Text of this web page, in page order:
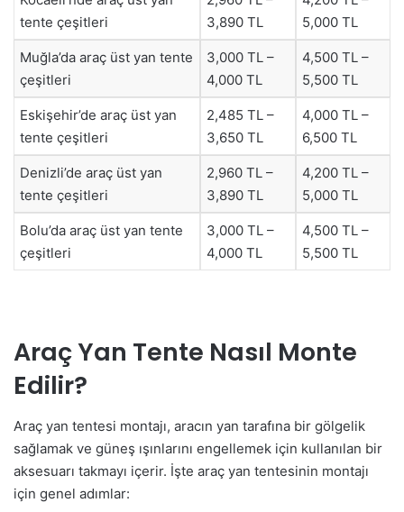
tente çeşitleri
3,890 TL
5,000 TL
Muğla’da araç üst yan tente
çeşitleri
3,000 TL –
4,000 TL
4,500 TL –
5,500 TL
Eskişehir’de araç üst yan
tente çeşitleri
2,485 TL –
3,650 TL
4,000 TL –
6,500 TL
Denizli’de araç üst yan
tente çeşitleri
2,960 TL –
3,890 TL
4,200 TL –
5,000 TL
Bolu’da araç üst yan tente
çeşitleri
3,000 TL –
4,000 TL
4,500 TL –
5,500 TL
Araç Yan Tente Nasıl Monte
Edilir?
Araç yan tentesi montajı, aracın yan tarafına bir gölgelik
sağlamak ve güneş ışınlarını engellemek için kullanılan bir
aksesuarı takmayı içerir. İşte araç yan tentesinin montajı
için genel adımlar: